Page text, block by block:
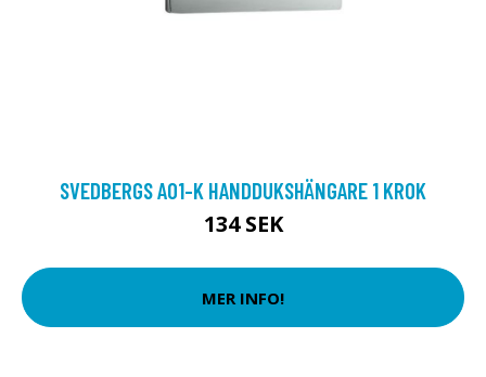
SVEDBERGS A01-K HANDDUKSHÄNGARE 1 KROK
134 SEK
MER INFO!